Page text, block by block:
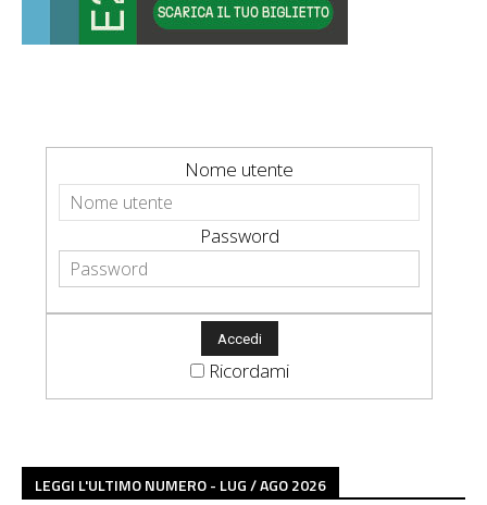
Nome utente
Password
Ricordami
LEGGI L'ULTIMO NUMERO - LUG / AGO 2026